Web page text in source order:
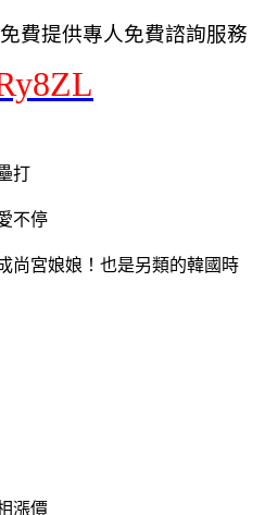
費提供專人免費諮詢服務
打
不停
尚宮娘娘！也是另類的韓國時
漲價